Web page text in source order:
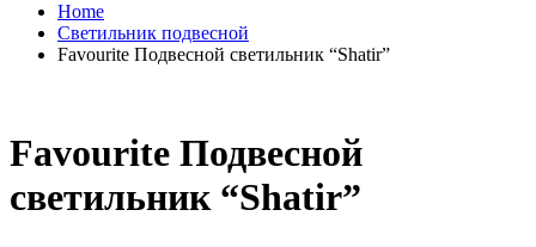
Home
Светильник подвесной
Favourite Подвесной светильник “Shatir”
Favourite Подвесной
светильник “Shatir”